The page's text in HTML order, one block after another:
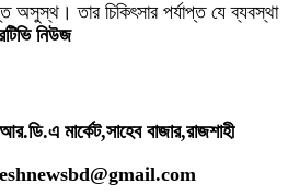
অসুস্থ। তার চিকিৎসার পর্যাপ্ত যে ব্যবস্থা
নিউজ
মার্কেট,সাহেব বাজার,রাজশাহী